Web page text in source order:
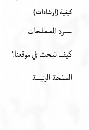
كيفية (إرشادات)
مسرد المصطلحات
كيف تبحث في موقعنا؟
الصفحة الرئيسة